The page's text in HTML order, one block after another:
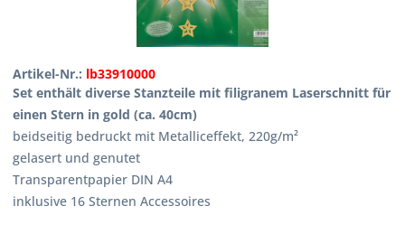
Artikel-Nr.: lb33910000
Set enthält diverse Stanzteile mit filigranem Laserschnitt für
einen Stern in gold (ca. 40cm)
beidseitig bedruckt mit Metalliceffekt, 220g/m²
gelasert und genutet
Transparentpapier DIN A4
inklusive 16 Sternen Accessoires